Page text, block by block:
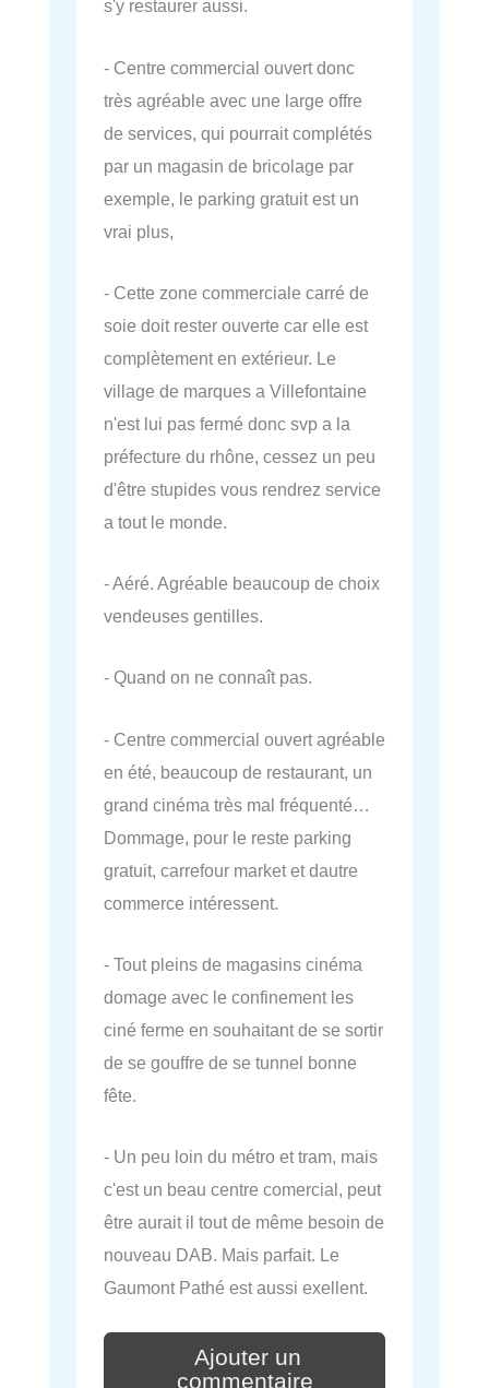
s'y restaurer aussi.
- Centre commercial ouvert donc
très agréable avec une large offre
de services, qui pourrait complétés
par un magasin de bricolage par
exemple, le parking gratuit est un
vrai plus,
- Cette zone commerciale carré de
soie doit rester ouverte car elle est
complètement en extérieur. Le
village de marques a Villefontaine
n'est lui pas fermé donc svp a la
préfecture du rhône, cessez un peu
d'être stupides vous rendrez service
a tout le monde.
- Aéré. Agréable beaucoup de choix
vendeuses gentilles.
- Quand on ne connaît pas.
- Centre commercial ouvert agréable
en été, beaucoup de restaurant, un
grand cinéma très mal fréquenté…
Dommage, pour le reste parking
gratuit, carrefour market et dautre
commerce intéressent.
- Tout pleins de magasins cinéma
domage avec le confinement les
ciné ferme en souhaitant de se sortir
de se gouffre de se tunnel bonne
fête.
- Un peu loin du métro et tram, mais
c'est un beau centre comercial, peut
être aurait il tout de même besoin de
nouveau DAB. Mais parfait. Le
Gaumont Pathé est aussi exellent.
Ajouter un
commentaire